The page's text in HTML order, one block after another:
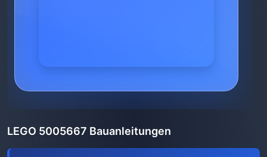
LEGO 5005667 Bauanleitungen